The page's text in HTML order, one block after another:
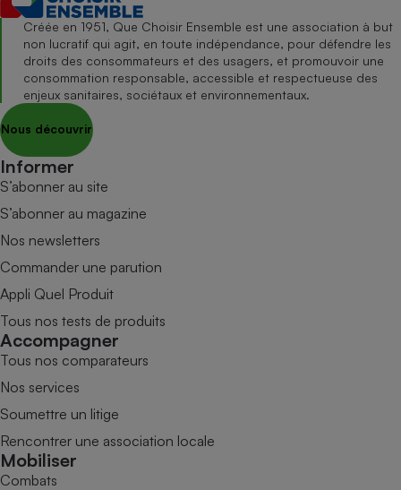
Créée en 1951, Que Choisir Ensemble est une association à but
non lucratif qui agit, en toute indépendance, pour défendre les
droits des consommateurs et des usagers, et promouvoir une
consommation responsable, accessible et respectueuse des
enjeux sanitaires, sociétaux et environnementaux.
Nous découvrir
Informer
S’abonner au site
S’abonner au magazine
Nos newsletters
Commander une parution
Appli Quel Produit
Tous nos tests de produits
Accompagner
Tous nos comparateurs
Nos services
Soumettre un litige
Rencontrer une association locale
Mobiliser
Combats